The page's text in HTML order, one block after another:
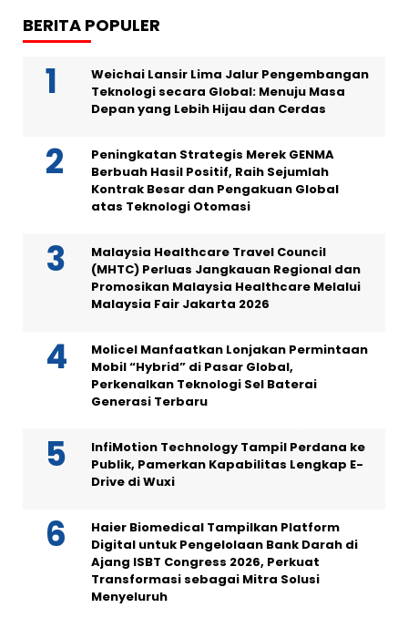
BERITA POPULER
Weichai Lansir Lima Jalur Pengembangan
Teknologi secara Global: Menuju Masa
Depan yang Lebih Hijau dan Cerdas
Peningkatan Strategis Merek GENMA
Berbuah Hasil Positif, Raih Sejumlah
Kontrak Besar dan Pengakuan Global
atas Teknologi Otomasi
Malaysia Healthcare Travel Council
(MHTC) Perluas Jangkauan Regional dan
Promosikan Malaysia Healthcare Melalui
Malaysia Fair Jakarta 2026
Molicel Manfaatkan Lonjakan Permintaan
Mobil “Hybrid” di Pasar Global,
Perkenalkan Teknologi Sel Baterai
Generasi Terbaru
InfiMotion Technology Tampil Perdana ke
Publik, Pamerkan Kapabilitas Lengkap E-
Drive di Wuxi
Haier Biomedical Tampilkan Platform
Digital untuk Pengelolaan Bank Darah di
Ajang ISBT Congress 2026, Perkuat
Transformasi sebagai Mitra Solusi
Menyeluruh